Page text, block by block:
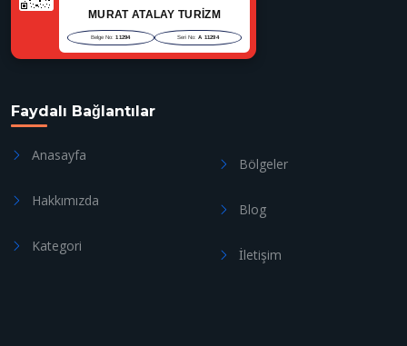
MURAT ATALAY TURİZM
Belge No: 11294 Seri No: A 11294
Faydalı Bağlantılar
Anasayfa
Hakkımızda
Kategori
Bölgeler
Blog
İletişim